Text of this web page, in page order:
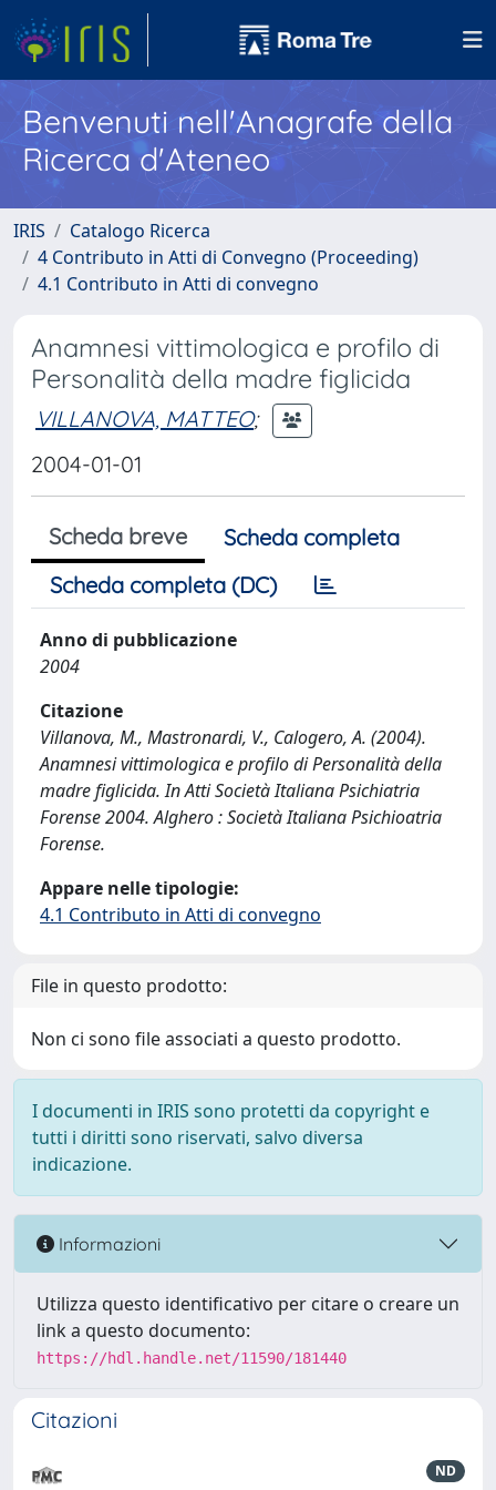
Benvenuti nell'Anagrafe della
Ricerca d'Ateneo
IRIS
Catalogo Ricerca
4 Contributo in Atti di Convegno (Proceeding)
4.1 Contributo in Atti di convegno
Anamnesi vittimologica e profilo di
Personalità della madre figlicida
VILLANOVA, MATTEO;
2004-01-01
Scheda breve
Scheda completa
Scheda completa (DC)
Anno di pubblicazione
2004
Citazione
Villanova, M., Mastronardi, V., Calogero, A. (2004).
Anamnesi vittimologica e profilo di Personalità della
madre figlicida. In Atti Società Italiana Psichiatria
Forense 2004. Alghero : Società Italiana Psichioatria
Forense.
Appare nelle tipologie:
4.1 Contributo in Atti di convegno
File in questo prodotto:
Non ci sono file associati a questo prodotto.
I documenti in IRIS sono protetti da copyright e
tutti i diritti sono riservati, salvo diversa
indicazione.
Informazioni
Utilizza questo identificativo per citare o creare un
link a questo documento:
https://hdl.handle.net/11590/181440
Citazioni
ND